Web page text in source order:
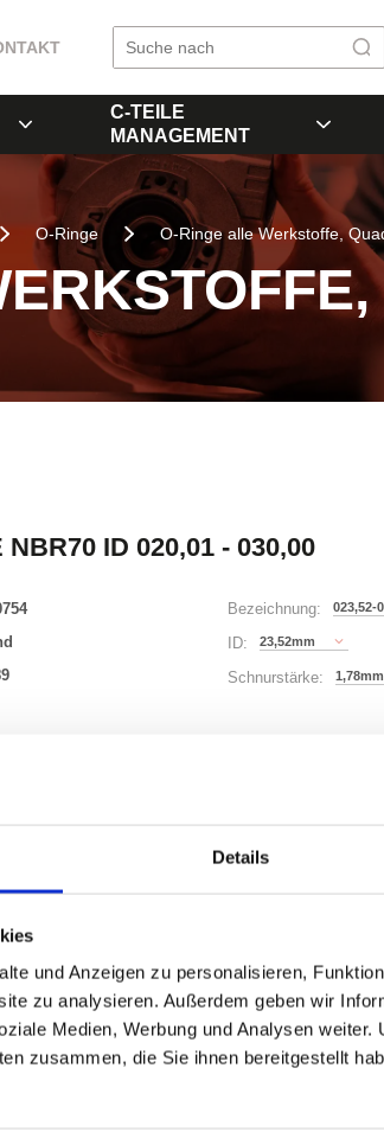
Details
und Anzeigen zu personalisieren,
zu analysieren. Außerdem geben wir
Medien, Werbung und Analysen
zusammen, die Sie ihnen bereitgestellt
C-TEILE
MANAGEMENT
O-Ringe O-Ringe alle Werkstoffe,
NBR70 ID 020,01 - 030,00
Bezeichnung: 023,52-
ID: 23,52mm
Schnurstärke: 1,78mm